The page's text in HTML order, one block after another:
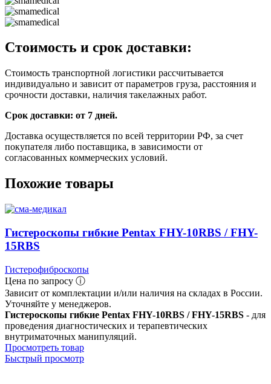
Стоимость и срок доставки:
Стоимость транспортной логистики рассчитывается
индивидуально и зависит от параметров груза, расстояния и
срочности доставки, наличия такелажных работ.
Срок доставки: от 7 дней.
Доставка осуществляется по всей территории РФ, за счет
покупателя либо поставщика, в зависимости от
согласованных коммерческих условий.
Похожие товары
Гистероскопы гибкие Pentax FHY-10RBS / FHY-
15RBS
Гистерофиброскопы
Цена по запросу ⓘ
Зависит от комплектации и/или наличия на складах в России.
Уточняйте у менеджеров.
Гистероскопы гибкие Pentax FHY-10RBS / FHY-15RBS - для
проведения диагностических и терапевтических
внутриматочных манипуляций.
Просмотреть товар
Быстрый просмотр